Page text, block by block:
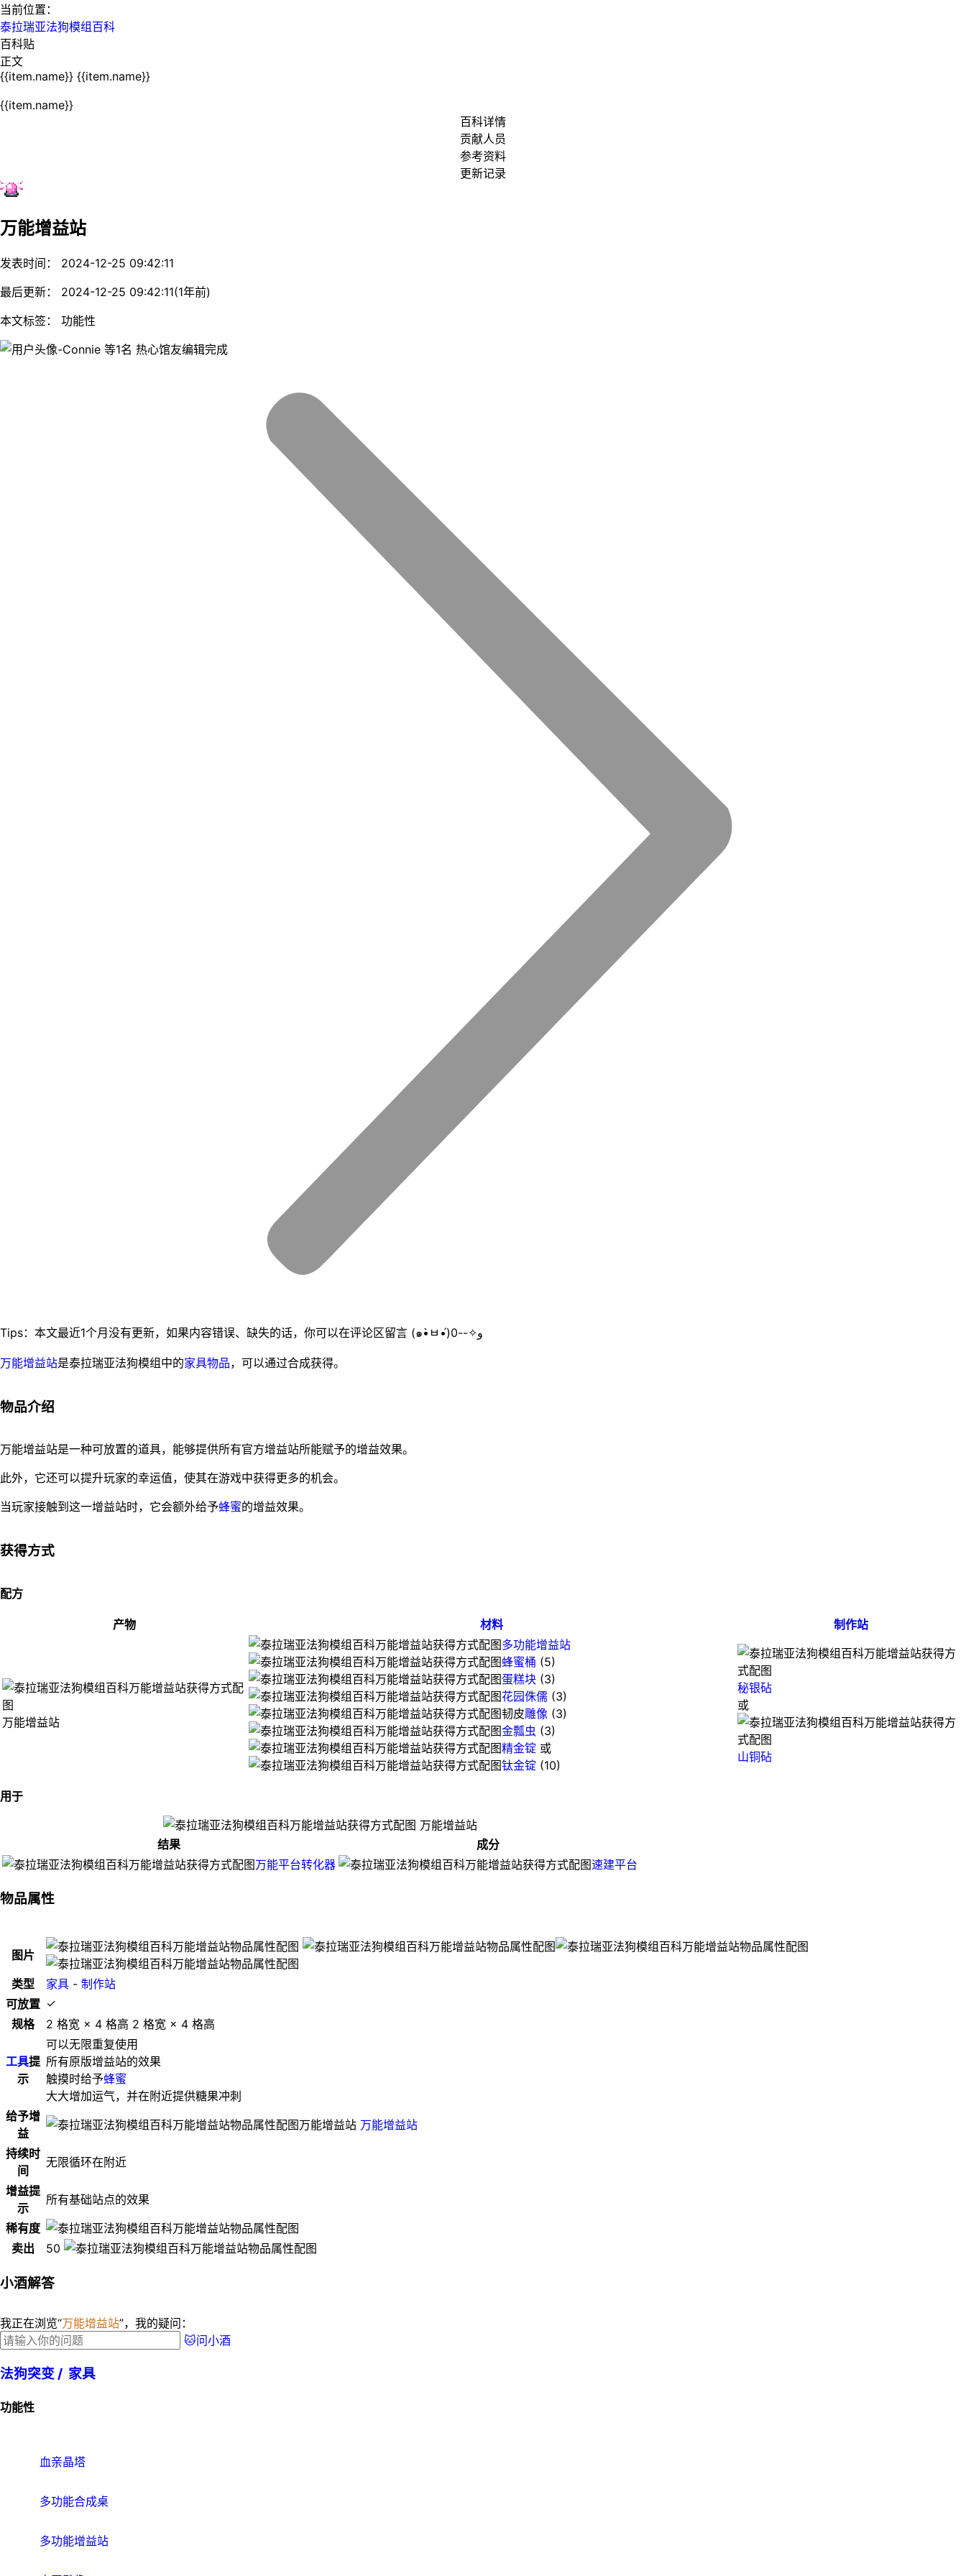
当前位置：
泰拉瑞亚法狗模组百科
百科贴
正文
{{item.name}} {{item.name}}
{{item.name}}
百科详情
贡献人员
参考资料
更新记录
万能增益站
发表时间： 2024-12-25 09:42:11
最后更新： 2024-12-25 09:42:11(1年前)
本文标签： 功能性
等1名 热心馆友编辑完成
Tips：本文最近1个月没有更新，如果内容错误、缺失的话，你可以在评论区留言 (๑•̀ㅂ•́)و✧--0
万能增益站是泰拉瑞亚法狗模组中的家具物品，可以通过合成获得。
物品介绍
万能增益站是一种可放置的道具，能够提供所有官方增益站所能赋予的增益效果。
此外，它还可以提升玩家的幸运值，使其在游戏中获得更多的机会。
当玩家接触到这一增益站时，它会额外给予蜂蜜的增益效果。
获得方式
配方
产物 材料 制作站
万能增益站
多功能增益站
蜂蜜桶 (5)
蛋糕块 (3)
花园侏儒 (3)
韧皮雕像 (3)
金瓢虫 (3)
精金锭 或
钛金锭 (10)
秘银砧
或
山铜砧
用于
万能增益站
结果
成分
万能平台转化器
速建平台
物品属性
图片
类型
家具 - 制作站
可放置 ✓
规格
2 格宽 × 4 格高 2 格宽 × 4 格高
工具提
示
可以无限重复使用
所有原版增益站的效果
触摸时给予蜂蜜
大大增加运气，并在附近提供糖果冲刺
给予增
益
万能增益站 万能增益站
持续时
间
无限循环在附近
增益提
示
所有基础站点的效果
稀有度
卖出
50
小酒解答
我正在浏览“万能增益站”，我的疑问：
🐱问小酒
法狗突变 / 家具
功能性
血亲晶塔
多功能合成桌
多功能增益站